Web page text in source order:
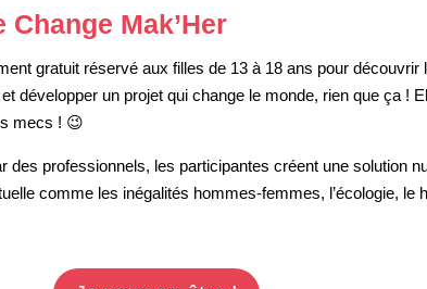
Mak’Her
gratuit réservé aux filles de 13 à 18 ans pour découvrir
développer un projet qui change le monde, rien que ça !
mecs ! 😉
des professionnels, les participantes créent une solution
comme les inégalités hommes-femmes, l’écologie, le